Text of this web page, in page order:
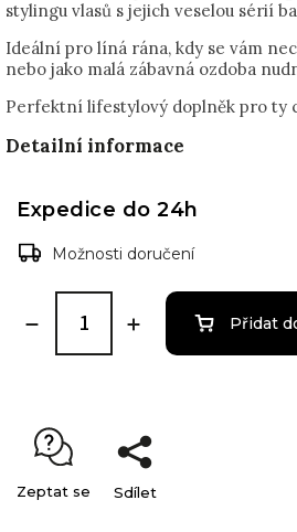
stylingu vlasů s jejich veselou sérií
Ideální pro líná rána, kdy se vám
nebo jako malá zábavná ozdoba
Perfektní lifestylový doplněk pro ty
Detailní informace
Expedice do 24h
Možnosti doručení
Přidat
Zeptat se Sdílet